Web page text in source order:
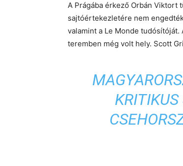
A Prágába érkező Orbán Viktort
sajtóértekezletére nem
valamint a Le Monde
teremben még volt hely. Scott